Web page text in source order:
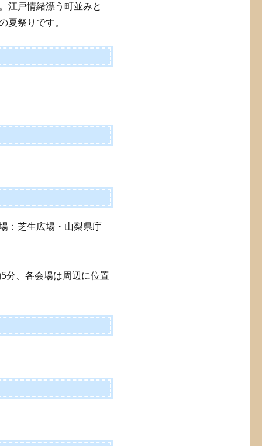
江戸情緒漂う町並みと
夏祭りです。
：芝生広場・山梨県庁
分、各会場は周辺に位置